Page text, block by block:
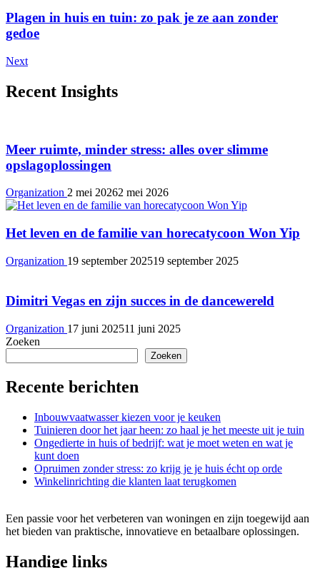
Plagen in huis en tuin: zo pak je ze aan zonder
gedoe
Next
Recent Insights
Meer ruimte, minder stress: alles over slimme
opslagoplossingen
Organization 2 mei 20262 mei 2026
Het leven en de familie van horecatycoon Won Yip
Organization 19 september 202519 september 2025
Dimitri Vegas en zijn succes in de dancewereld
Organization 17 juni 202511 juni 2025
Zoeken
Zoeken
Recente berichten
Inbouwvaatwasser kiezen voor je keuken
Tuinieren door het jaar heen: zo haal je het meeste uit je tuin
Ongedierte in huis of bedrijf: wat je moet weten en wat je
kunt doen
Opruimen zonder stress: zo krijg je je huis écht op orde
Winkelinrichting die klanten laat terugkomen
Een passie voor het verbeteren van woningen en zijn toegewijd aan
het bieden van praktische, innovatieve en betaalbare oplossingen.
Handige links